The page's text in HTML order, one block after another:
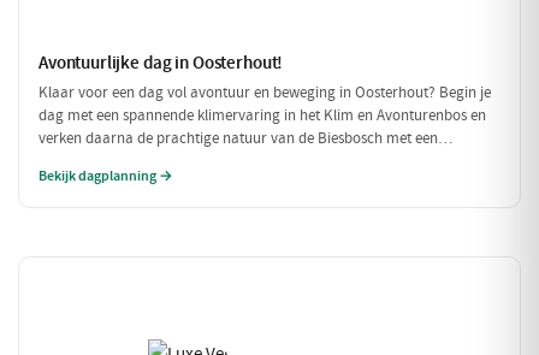
Avontuurlijke dag in Oosterhout!
Klaar voor een dag vol avontuur en beweging in Oosterhout? Begin je
dag met een spannende klimervaring in het Klim en Avonturenbos en
verken daarna de prachtige natuur van de Biesbosch met een
Natuurpoortcafé BOS & Co, waar je energie krijgt voor de volgende
Bekijk dagplanning →